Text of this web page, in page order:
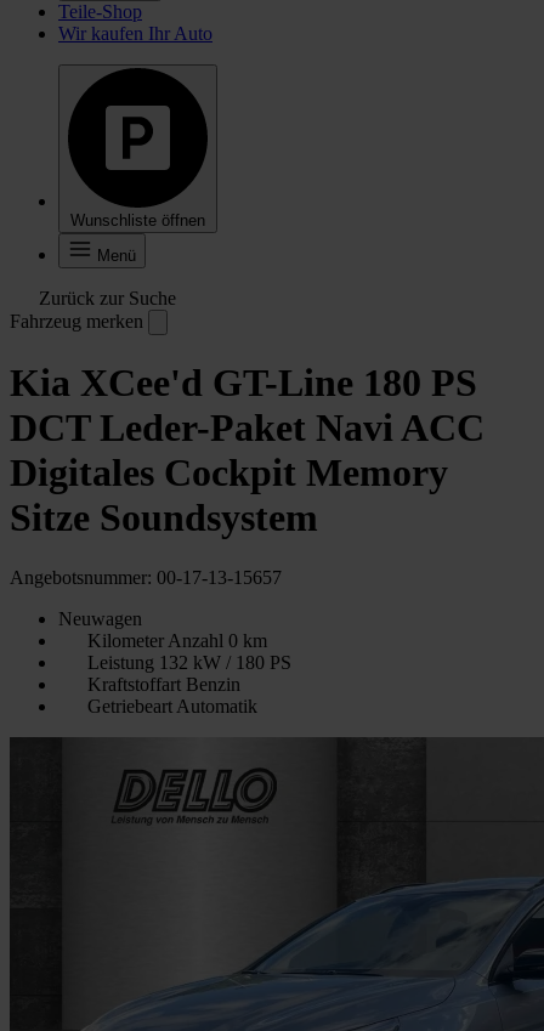
Teile-Shop
Wir kaufen Ihr Auto
Wunschliste öffnen
Menü
Zurück zur Suche
Fahrzeug merken
Kia XCee'd GT-Line 180 PS
DCT Leder-Paket Navi ACC
Digitales Cockpit Memory
Sitze Soundsystem
Angebotsnummer: 00-17-13-15657
Neuwagen
Kilometer Anzahl 0 km
Leistung 132 kW / 180 PS
Kraftstoffart Benzin
Getriebeart Automatik